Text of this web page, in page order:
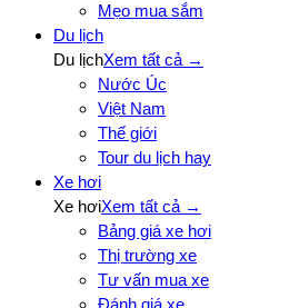
Mẹo mua sắm
Du lịch
Du lịchXem tất cả →
Nước Úc
Việt Nam
Thế giới
Tour du lịch hay
Xe hơi
Xe hơiXem tất cả →
Bảng giá xe hơi
Thị trường xe
Tư vấn mua xe
Đánh giá xe